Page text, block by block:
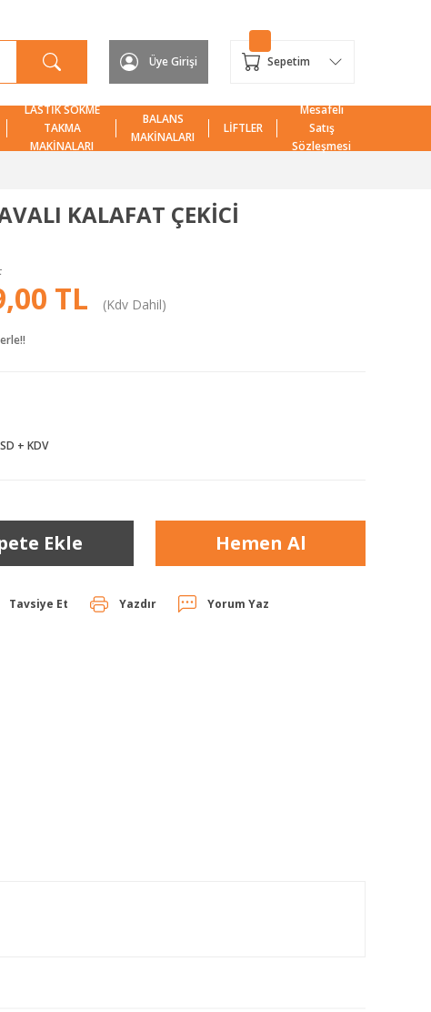
Üye Girişi Sepetim
LASTİK SÖKME
TAKMA
MAKİNALARI
BALANS
MAKİNALARI
LİFTLER
Mesafeli
Satış
Sözleşmesi
KALAFAT ÇEKİCİ
TL (Kdv Dahil)
+ KDV
Ekle Hemen Al
Tavsiye Et Yazdır Yorum Yaz